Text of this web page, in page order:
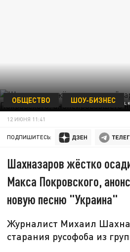
ФОТО: PAVEL
ОБЩЕСТВО ШОУ-БИЗНЕС
12 ИЮНЯ 11:41
ПОДПИШИТЕСЬ:
Шахназаров жёстко
Макса Покровского,
новую песню "Украина"
Журналист Михаил
старания русофоба из